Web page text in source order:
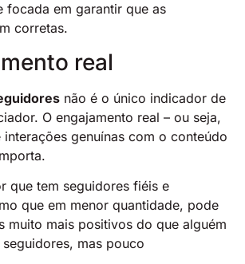
focada em garantir que as
corretas.
real
não é o único indicador de
O engajamento real – ou seja,
genuínas com o conteúdo
que tem seguidores fiéis e
que em menor quantidade, pode
muito mais positivos do que alguém
mas pouco